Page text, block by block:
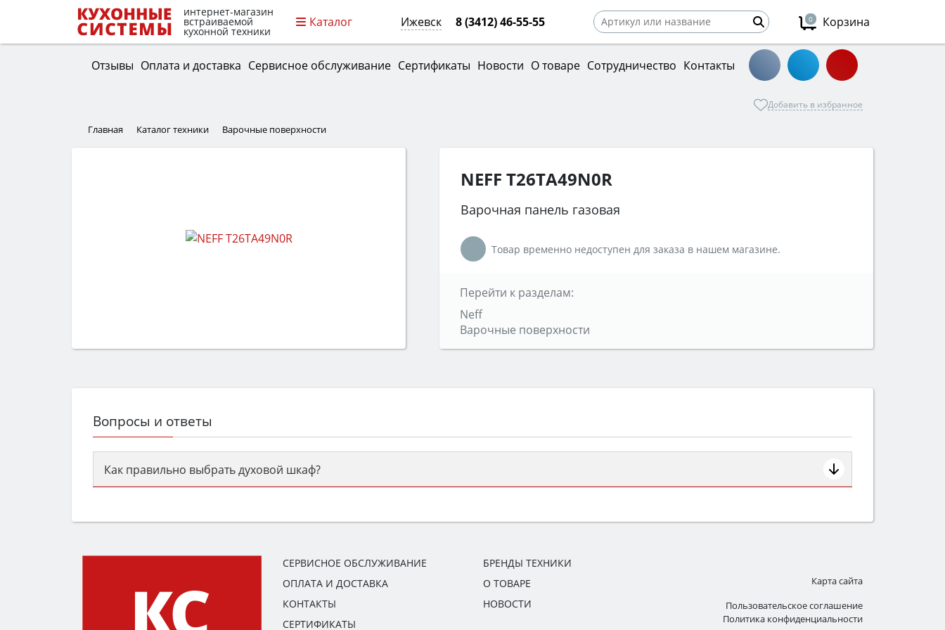
интернет-магазин
встраиваемой
кухонной техники
Каталог Ижевск 8 (3412) 46-55-55 0 Корзина
Отзывы Оплата и доставка Сервисное обслуживание Сертификаты Новости О товаре Сотрудничество Контакты
Добавить в избранное
Главная Каталог техники Варочные поверхности
NEFF T26TA49N0R
Варочная панель газовая
Товар временно недоступен для заказа в нашем магазине.
Перейти к разделам:
Neff
Варочные поверхности
Вопросы и ответы
Как правильно выбрать духовой шкаф?
семьи, класс энергопотребления не ниже A и нужные функции (конвекция, гриль, самоочистка, защита от детей).
СЕРВИСНОЕ ОБСЛУЖИВАНИЕ
ОПЛАТА И ДОСТАВКА
КОНТАКТЫ
СЕРТИФИКАТЫ
БРЕНДЫ ТЕХНИКИ
О ТОВАРЕ
НОВОСТИ
Карта сайта
Пользовательское соглашение
Политика конфиденциальности